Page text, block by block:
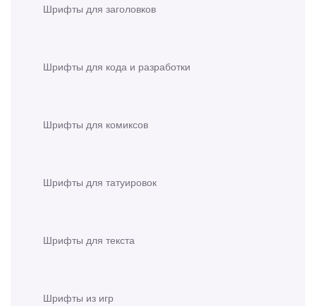
Шрифты для заголовков
Шрифты для кода и разработки
Шрифты для комиксов
Шрифты для татуировок
Шрифты для текста
Шрифты из игр